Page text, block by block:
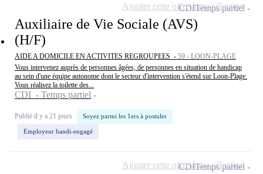
Auxiliaire de Vie Sociale (AVS)
(H/F)
AIDE A DOMICILE EN ACTIVITES REGROUPEES - 59 - LOON-PLAGE
Vous intervenez auprès de personnes âgées, de personnes en situation de handicap
au sein d'une équipe autonome dont le secteur d'intervention s'étend sur Loon-Plage.
Vous réalisez la toilette des...
CDI - Temps partiel
Publié il y a 21 jours Soyez parmi les 1ers à postuler
Employeur handi-engagé
CDITemps partiel
Ajouter cette offre à ma sélection
CDITemps partiel
Ajouter cette offre à ma sélection